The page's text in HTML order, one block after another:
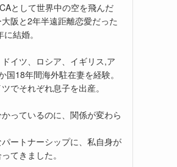
として世界中の空を飛んだ
阪と2年半遠距離恋愛だった
結婚。
イツ、ロシア、イギリス,ア
国18年間海外駐在妻を経験。
でそれぞれ息子を出産。
かっているのに、関係が変わら
ートナーシップに、私自身が
てきました。